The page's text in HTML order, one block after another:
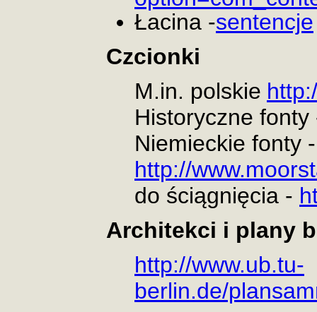
Łacina -sentencje
Czcionki
M.in. polskie
Historyczne
Niemieckie fonty -
http://
do ściągnięcia -
Architekci i plany
http://www.ub.tu-
berlin.de/